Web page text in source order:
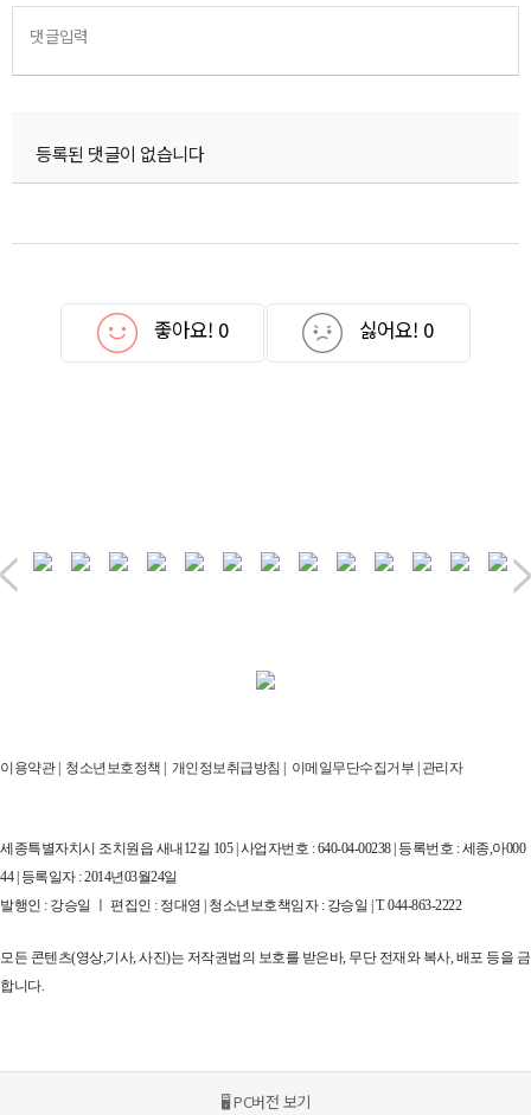
댓글입력
등록된 댓글이 없습니다
좋아요! 0 싫어요! 0
이용약관| 청소년보호정책 | 개인정보취급방침 | 이메일무단수집거부 | 관리자
세종특별자치시 조치원읍 새내12길 105 | 사업자번호 : 640-04-00238 | 등록번호 : 세종,아000
44 | 등록일자 : 2014년03월24일
발행인 : 강승일 ㅣ 편집인 : 정대영 | 청소년보호책임자 : 강승일 | T. 044-863-2222
모든 콘텐츠(영상,기사, 사진)는 저작권법의 보호를 받은바, 무단 전재와 복사, 배포 등을 금
합니다.
🖥 PC버전 보기